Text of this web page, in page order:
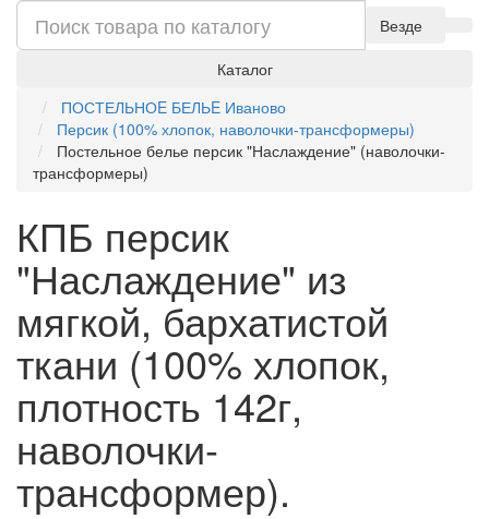
Везде
Каталог
ПОСТЕЛЬНОE БЕЛЬE Иваново
Персик (100% хлопок, наволочки-трансформеры)
Постельное белье персик "Наслаждение" (наволочки-
трансформеры)
КПБ персик
"Наслаждение" из
мягкой, бархатистой
ткани (100% хлопок,
плотность 142г,
наволочки-
трансформер).